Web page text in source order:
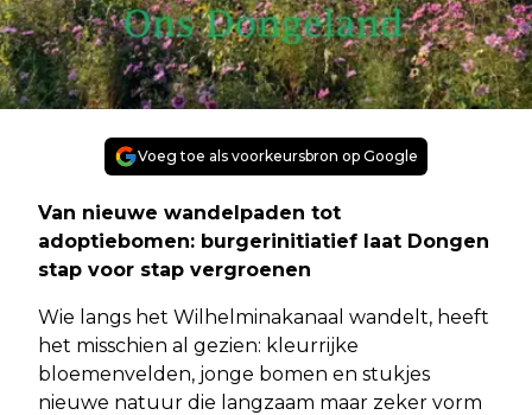
Voeg toe als voorkeursbron op Google
Van nieuwe wandelpaden tot
adoptiebomen: burgerinitiatief laat Dongen
stap voor stap vergroenen
Wie langs het Wilhelminakanaal wandelt, heeft
het misschien al gezien: kleurrijke
bloemenvelden, jonge bomen en stukjes
nieuwe natuur die langzaam maar zeker vorm